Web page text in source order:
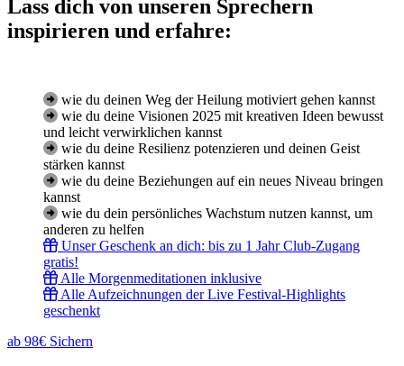
Lass dich von unseren Sprechern
inspirieren und erfahre:
wie du deinen Weg der Heilung motiviert gehen kannst
wie du deine Visionen 2025 mit kreativen Ideen bewusst
und leicht verwirklichen kannst
wie du deine Resilienz potenzieren und deinen Geist
stärken kannst
wie du deine Beziehungen auf ein neues Niveau bringen
kannst
wie du dein persönliches Wachstum nutzen kannst, um
anderen zu helfen
Unser Geschenk an dich: bis zu 1 Jahr Club-Zugang
gratis!
Alle Morgenmeditationen inklusive
Alle Aufzeichnungen der Live Festival-Highlights
geschenkt
ab 98€ Sichern